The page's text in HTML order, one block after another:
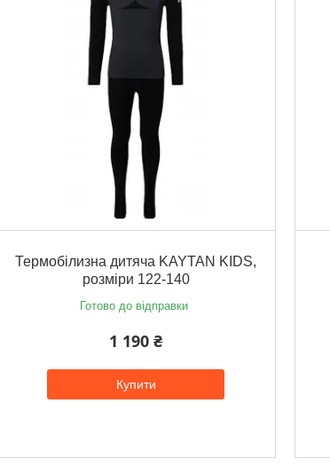
Термобілизна дитяча KAYTAN KIDS,
розміри 122-140
Готово до відправки
1 190 ₴
Купити